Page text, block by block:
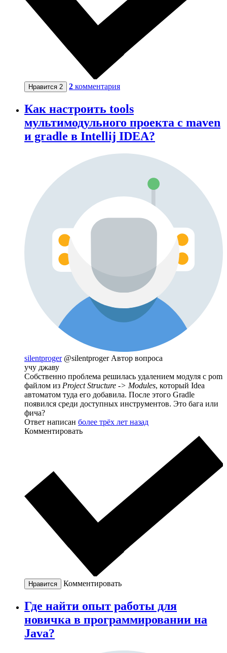
Нравится 2 2 комментария
Как настроить tools
мультимодульного проекта с maven
и gradle в Intellij IDEA?
silentproger @silentproger Автор вопроса
учу джаву
Собственно проблема решилась удалением модуля с pom
файлом из Project Structure -> Modules, который Idea
автоматом туда его добавила. После этого Gradle
появился среди доступных инструментов. Это бага или
фича?
Ответ написан более трёх лет назад
Комментировать
Нравится Комментировать
Где найти опыт работы для
новичка в программировании на
Java?